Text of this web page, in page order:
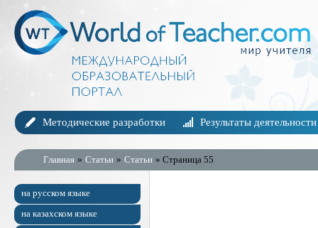
Методические разработки Результаты деятельности
Главная » Статьи » Статьи » Страница 55
на русском языке
на казахском языке